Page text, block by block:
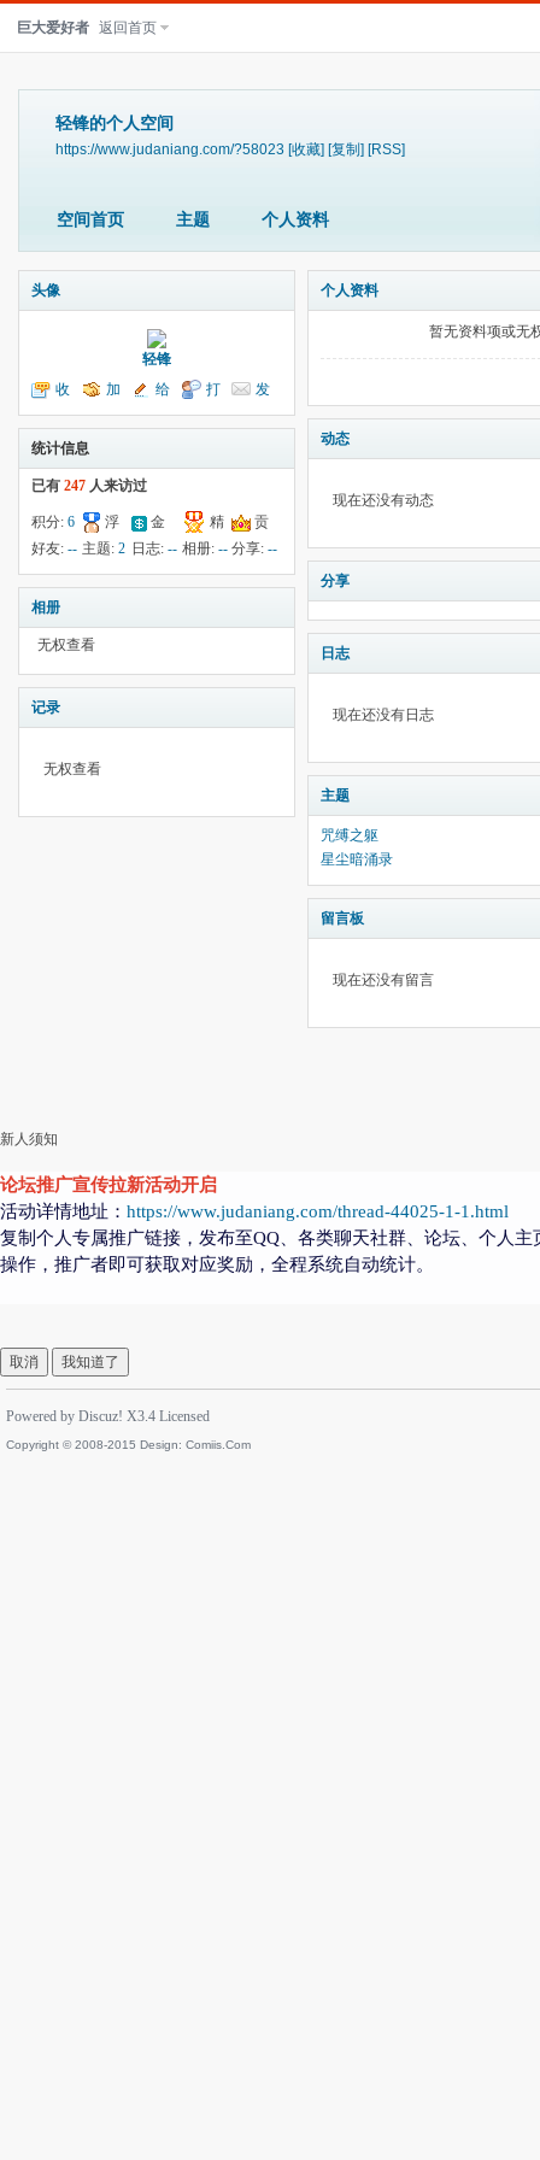
巨大爱好者 返回首页
轻锋的个人空间
https://www.judaniang.com/?58023 [收藏] [复制] [RSS]
空间首页 主题 个人资料
头像
轻锋
收
听TA
加
为好友
给
我留言
打
个招呼
发
送消息
统计信息
已有 247 人来访过
积分: 6
浮
云:260
金
钱:17
精
华:--
贡
献:--
好友: -- 主题: 2 日志:-- 相册: -- 分享:--
相册
无权查看
记录
无权查看
个人资料
暂无资料项或无
动态
现在还没有动态
分享
日志
现在还没有日志
主题
咒缚之躯
星尘暗涌录
留言板
现在还没有留言
新人须知
论坛推广宣传拉新活动开启
活动详情地址： https://www.judaniang.com/thread-44025-1-1.html
复制个人专属推广链接，发布至QQ、各类聊天社群、论坛、个人
操作，推广者即可获取对应奖励，全程系统自动统计。
取消 我知道了
Powered by Discuz! X3.4 Licensed
Copyright © 2008-2015 Design: Comiis.Com